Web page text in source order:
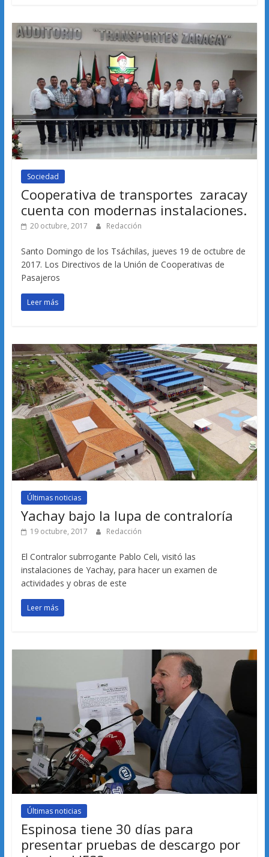
Sociedad
Cooperativa de transportes zaracay
cuenta con modernas instalaciones.
20 octubre, 2017 Redacción
Santo Domingo de los Tsáchilas, jueves 19 de octubre de
2017. Los Directivos de la Unión de Cooperativas de
Pasajeros
Leer más
Últimas noticias
Yachay bajo la lupa de contraloría
19 octubre, 2017 Redacción
El Contralor subrrogante Pablo Celi, visitó las
instalaciones de Yachay, para hacer un examen de
actividades y obras de este
Leer más
Últimas noticias
Espinosa tiene 30 días para
presentar pruebas de descargo por